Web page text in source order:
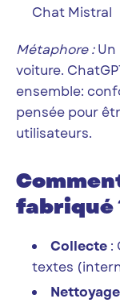
Chat Mistral
Métaphore :Un
voiture.
ensemble:
pensée pour
utilisateurs.
fabriqué
Collecte :
textes
Nettoyage